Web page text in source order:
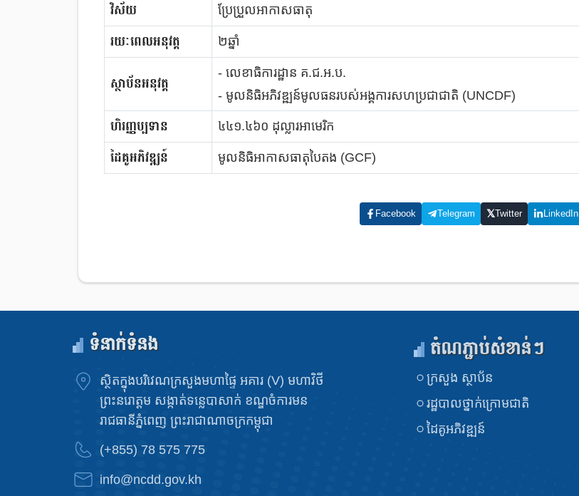
វិស័យ
ប្រែប្រួលអាកាសធាតុ
រយៈពេលអនុវត្ត ២ឆ្នាំ
ស្ថាប័នអនុវត្ត
- លេខាធិការដ្ឋាន គ​.ជ.អ.ប.
- មូលនិធិអភិវឌ្ឍន៍មូលធនរបស់អង្គការសហប្រជាជាតិ (UNCDF)
ហិរញ្ញប្បទាន ៤៤១.៤៦០ ដុល្លារអាមេរិក
ដៃគូអភិវឌ្ឍន៍ មូលនិធិអាកាសធាតុបៃតង (GCF)
Facebook Telegram 𝕏Twitter LinkedIn
ទំនាក់ទំនង
ស្ថិតក្នុងបរិវេណក្រសួងមហាផ្ទៃ អគារ (V) មហាវិថី
ព្រះនរោត្តម សង្កាត់ទន្លេបាសាក់ ខណ្ឌចំការមន
រាជធានីភ្នំពេញ ព្រះរាជាណាចក្រកម្ពុជា
(+855) 78 575 775
info@ncdd.gov.kh
តំណភ្ជាប់សំខាន់ៗ
ក្រសួង​ ស្ថាប័ន
រដ្ឋបាលថ្នាក់ក្រោមជាតិ
ដៃគូអភិវឌ្ឍន៍